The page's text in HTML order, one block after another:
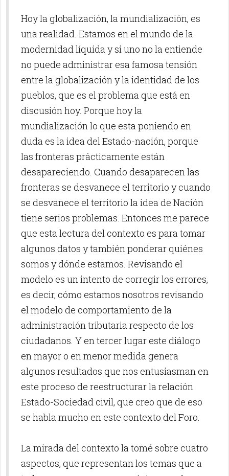
Hoy la globalización, la mundialización, es
una realidad. Estamos en el mundo de la
modernidad líquida y si uno no la entiende
no puede administrar esa famosa tensión
entre la globalización y la identidad de los
pueblos, que es el problema que está en
discusión hoy. Porque hoy la
mundialización lo que esta poniendo en
duda es la idea del Estado-nación, porque
las fronteras prácticamente están
desapareciendo. Cuando desaparecen las
fronteras se desvanece el territorio y cuando
se desvanece el territorio la idea de Nación
tiene serios problemas. Entonces me parece
que esta lectura del contexto es para tomar
algunos datos y también ponderar quiénes
somos y dónde estamos. Revisando el
modelo es un intento de corregir los errores,
es decir, cómo estamos nosotros revisando
el modelo de comportamiento de la
administración tributaria respecto de los
ciudadanos. Y en tercer lugar este diálogo
en mayor o en menor medida genera
algunos resultados que nos entusiasman en
este proceso de reestructurar la relación
Estado-Sociedad civil, que creo que de eso
se habla mucho en este contexto del Foro.
La mirada del contexto la tomé sobre cuatro
aspectos, que representan los temas que a